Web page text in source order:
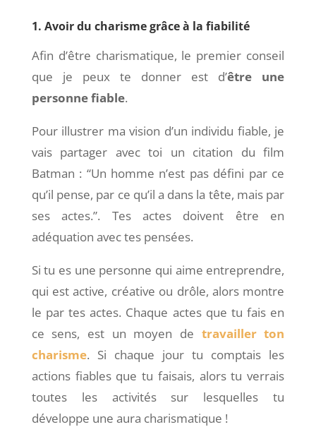
1. Avoir du charisme grâce à la fiabilité
Afin d’être charismatique, le premier conseil
que je peux te donner est d’être une
personne fiable.
Pour illustrer ma vision d’un individu fiable, je
vais partager avec toi un citation du film
Batman : “Un homme n’est pas défini par ce
qu’il pense, par ce qu’il a dans la tête, mais par
ses actes.”. Tes actes doivent être en
adéquation avec tes pensées.
Si tu es une personne qui aime entreprendre,
qui est active, créative ou drôle, alors montre
le par tes actes. Chaque actes que tu fais en
ce sens, est un moyen de travailler ton
charisme. Si chaque jour tu comptais les
actions fiables que tu faisais, alors tu verrais
toutes les activités sur lesquelles tu
développe une aura charismatique !